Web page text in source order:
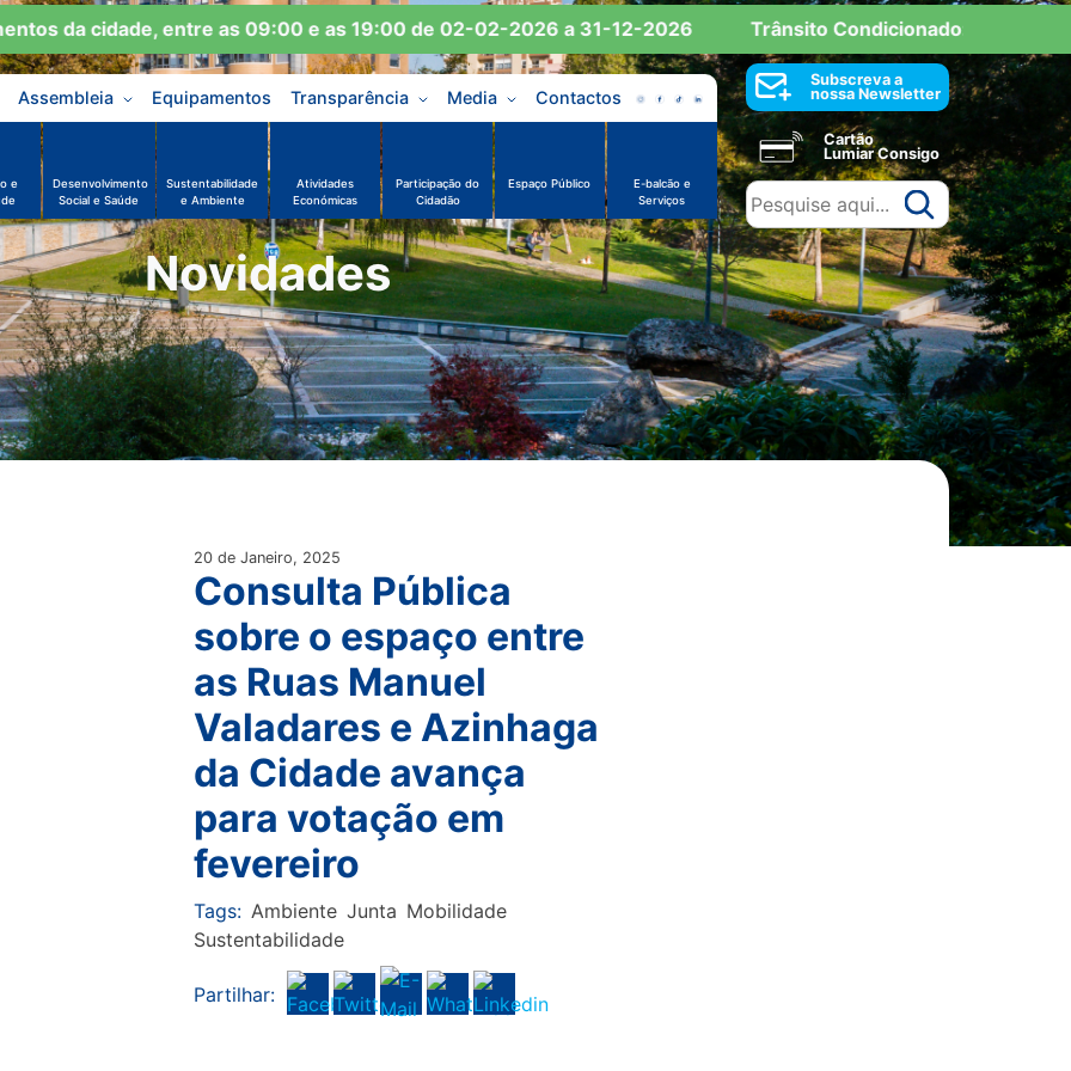
cidade, entre as 09:00 e as 19:00 de 02-02-2026 a 31-12-2026 Trânsito Condicionado: Reserva de
Assembleia Equipamentos Transparência Media Contactos
e
Desenvolvimento
Social e Saúde
Sustentabilidade
e Ambiente
Atividades
Económicas
Participação do
Cidadão
Espaço Público
E-balcão e
Serviços
Subscreva a
nossa Newsletter
Cartão
Lumiar Consigo
Novidades
20 de Janeiro, 2025
Consulta Pública
sobre o espaço entre
as Ruas Manuel
Valadares e Azinhaga
da Cidade avança
para votação em
fevereiro
Tags: Ambiente Junta Mobilidade
Sustentabilidade
Partilhar: